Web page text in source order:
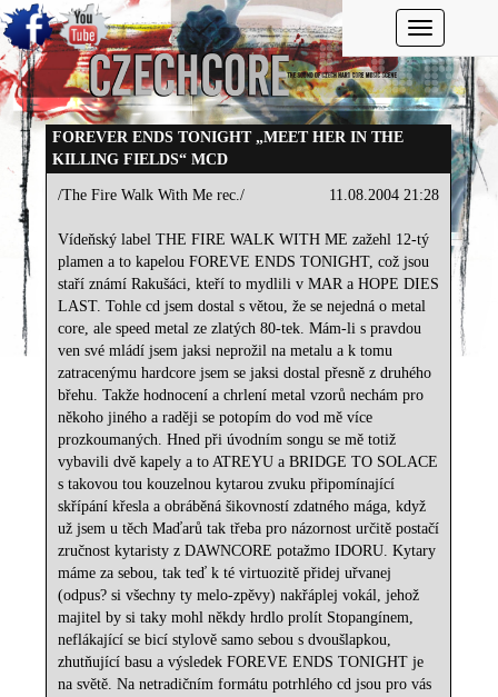
Toggle
FOREVER ENDS TONIGHT „MEET HER IN THE
KILLING FIELDS“ MCD
11.08.2004 21:28
/The Fire Walk With Me rec./
Vídeňský label THE FIRE WALK WITH ME zažehl 12-tý
plamen a to kapelou FOREVE ENDS TONIGHT, což jsou
staří známí Rakušáci, kteří to mydlili v MAR a HOPE DIES
LAST. Tohle cd jsem dostal s větou, že se nejedná o metal
core, ale speed metal ze zlatých 80-tek. Mám-li s pravdou
ven své mládí jsem jaksi neprožil na metalu a k tomu
zatracenýmu hardcore jsem se jaksi dostal přesně z druhého
břehu. Takže hodnocení a chrlení metal vzorů nechám pro
někoho jiného a raději se potopím do vod mě více
prozkoumaných. Hned při úvodním songu se mě totiž
vybavili dvě kapely a to ATREYU a BRIDGE TO SOLACE
s takovou tou kouzelnou kytarou zvuku připomínající
skřípání křesla a obráběná šikovností zdatného mága, když
už jsem u těch Maďarů tak třeba pro názornost určitě postačí
zručnost kytaristy z DAWNCORE potažmo IDORU. Kytary
máme za sebou, tak teď k té virtuozitě přidej uřvanej
(odpus? si všechny ty melo-zpěvy) nakřáplej vokál, jehož
majitel by si taky mohl někdy hrdlo prolít Stopangínem,
neflákající se bicí stylově samo sebou s dvoušlapkou,
zhutňující basu a výsledek FOREVE ENDS TONIGHT je
na světě. Na netradičním formátu potrhlého cd jsou pro vás